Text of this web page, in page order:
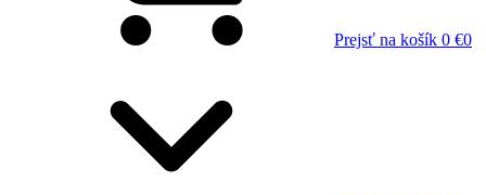
Prejsť na košík 0 €0